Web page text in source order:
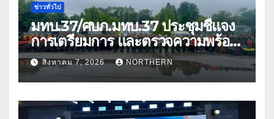
ข่าวทั่วไป
มทบ.37/ศบภ.มทบ.37 ประชุมชี้แจง
การเตรียมการ และตรวจความพร้อม
ด้านการบรรเทาสาธารณภัย
สิงหาคม 7, 2026 NORTHERN